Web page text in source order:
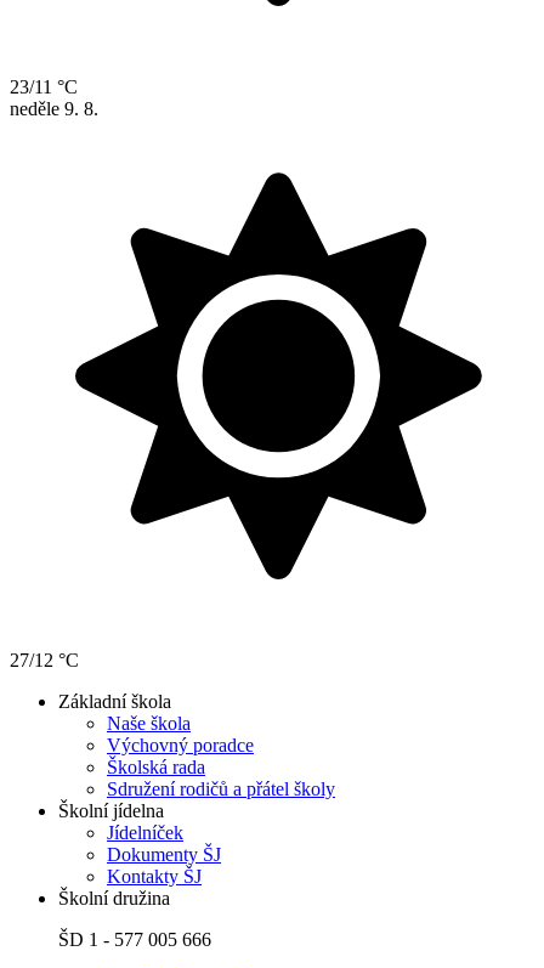
23/11 °C
neděle 9. 8.
27/12 °C
Základní škola
Naše škola
Výchovný poradce
Školská rada
Sdružení rodičů a přátel školy
Školní jídelna
Jídelníček
Dokumenty ŠJ
Kontakty ŠJ
Školní družina
ŠD 1 - 577 005 666